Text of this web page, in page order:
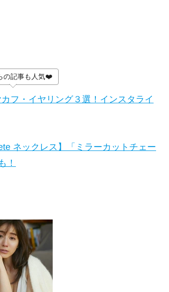
の記事も人気❤️
フ・イヤリング３選！インスタライ
ネックレス】「ミラーカットチェー
！